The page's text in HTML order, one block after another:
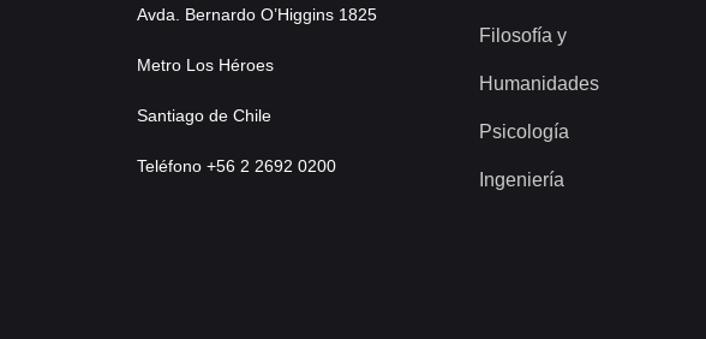
Avda. Bernardo O’Higgins 1825
Metro Los Héroes
Santiago de Chile
Teléfono +56 2 2692 0200
Filosofía y
Humanidades
Psicología
Ingeniería